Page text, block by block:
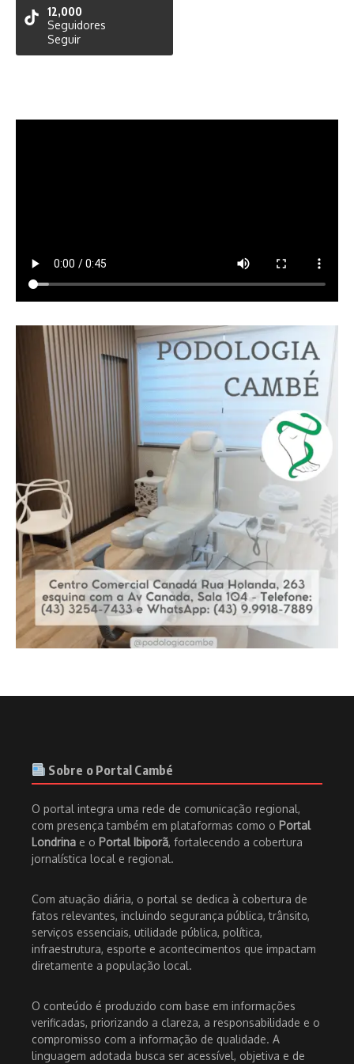
12,000
Seguidores
Seguir
Sobre o Portal Cambé
O portal integra uma rede de comunicação regional,
com presença também em plataformas como o Portal
Londrina e o Portal Ibiporã, fortalecendo a cobertura
jornalística local e regional.
Com atuação diária, o portal se dedica à cobertura de
fatos relevantes, incluindo segurança pública, trânsito,
serviços essenciais, utilidade pública, política,
infraestrutura, esporte e acontecimentos que impactam
diretamente a população local.
O conteúdo é produzido com base em informações
verificadas, priorizando a clareza, a responsabilidade e o
compromisso com a informação de qualidade. A
linguagem adotada busca ser acessível, objetiva e de